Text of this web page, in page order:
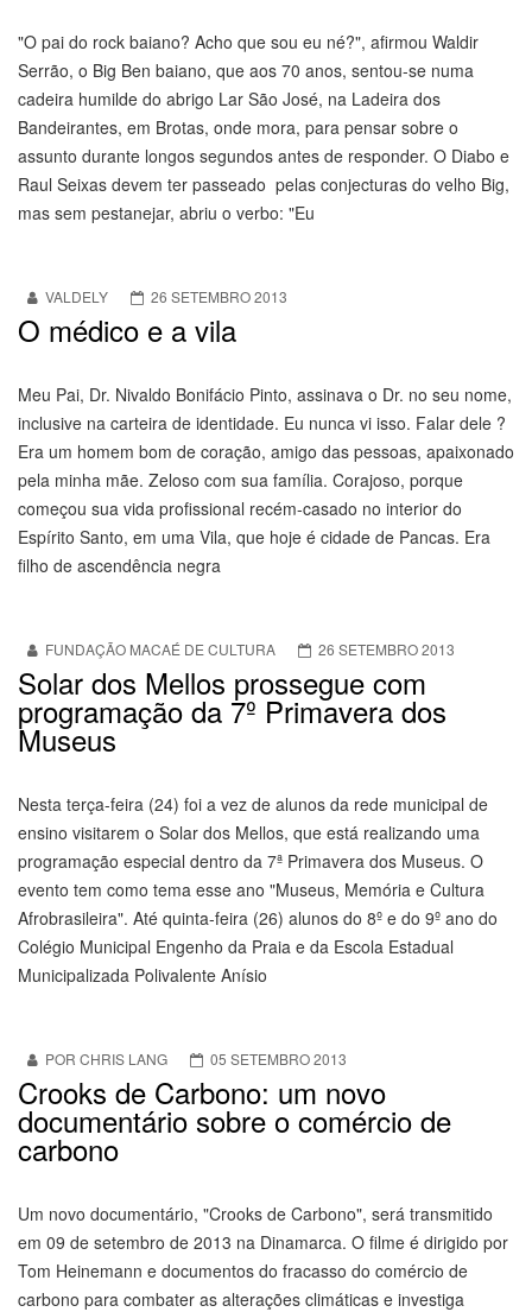
"O pai do rock baiano? Acho que sou eu né?", afirmou Waldir
Serrão, o Big Ben baiano, que aos 70 anos, sentou-se numa
cadeira humilde do abrigo Lar São José, na Ladeira dos
Bandeirantes, em Brotas, onde mora, para pensar sobre o
assunto durante longos segundos antes de responder. O Diabo e
Raul Seixas devem ter passeado pelas conjecturas do velho Big,
mas sem pestanejar, abriu o verbo: "Eu
VALDELY 26 SETEMBRO 2013
O médico e a vila
Meu Pai, Dr. Nivaldo Bonifácio Pinto, assinava o Dr. no seu nome,
inclusive na carteira de identidade. Eu nunca vi isso. Falar dele ?
Era um homem bom de coração, amigo das pessoas, apaixonado
pela minha mãe. Zeloso com sua família. Corajoso, porque
começou sua vida profissional recém-casado no interior do
Espírito Santo, em uma Vila, que hoje é cidade de Pancas. Era
filho de ascendência negra
FUNDAÇÃO MACAÉ DE CULTURA 26 SETEMBRO 2013
Solar dos Mellos prossegue com
programação da 7º Primavera dos
Museus
Nesta terça-feira (24) foi a vez de alunos da rede municipal de
ensino visitarem o Solar dos Mellos, que está realizando uma
programação especial dentro da 7ª Primavera dos Museus. O
evento tem como tema esse ano "Museus, Memória e Cultura
Afrobrasileira". Até quinta-feira (26) alunos do 8º e do 9º ano do
Colégio Municipal Engenho da Praia e da Escola Estadual
Municipalizada Polivalente Anísio
POR CHRIS LANG 05 SETEMBRO 2013
Crooks de Carbono: um novo
documentário sobre o comércio de
carbono
Um novo documentário, "Crooks de Carbono", será transmitido
em 09 de setembro de 2013 na Dinamarca. O filme é dirigido por
Tom Heinemann e documentos do fracasso do comércio de
carbono para combater as alterações climáticas e investiga